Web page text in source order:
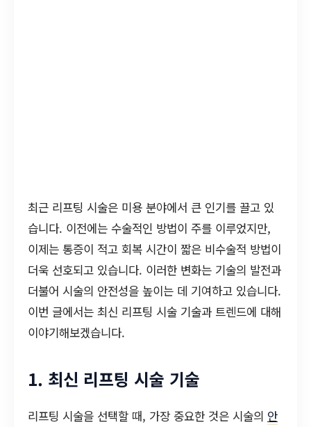
최근 리프팅 시술은 미용 분야에서 큰 인기를 끌고 있
습니다. 이전에는 수술적인 방법이 주를 이루었지만,
이제는 통증이 적고 회복 시간이 짧은 비수술적 방법이
더욱 선호되고 있습니다. 이러한 변화는 기술의 발전과
더불어 시술의 안전성을 높이는 데 기여하고 있습니다.
이번 글에서는 최신 리프팅 시술 기술과 트렌드에 대해
이야기해보겠습니다.
1. 최신 리프팅 시술 기술
리프팅 시술을 선택할 때, 가장 중요한 것은 시술의 안